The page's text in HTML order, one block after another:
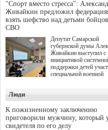
"Спорт вместо стресса":
Живайкин предложил
взять шефство над детьми бойцов
СВО
Депутат Самарской
губернской думы
Живайкин выступил с
инициативой
поддержки детей
специальной военной
"Помощь фронту и
участников СВО",
прошла в Отрадном 7
августа.
Люди
К пожизненному заключению
приговорили мужчину, который
свидетеля по его делу